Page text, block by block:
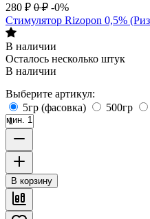
280 ₽ 0 ₽ -0%
Стимулятор Rizopon 0,5%
В наличии
Осталось несколько штук
В наличии
Выберите артикул:
5гр (фасовка)
500гр
мин. 1
В корзину